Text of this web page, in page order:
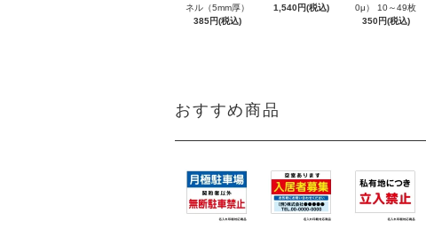
ネル（5mm厚）
385円(税込)
1,540円(税込)
0μ） 10～49枚
350円(税込)
おすすめ商品